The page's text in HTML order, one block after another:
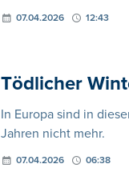
07.04.2026 12:43
Tödlicher
In Europa sind in
Jahren nicht mehr.
07.04.2026 06:38